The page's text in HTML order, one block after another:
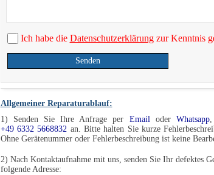
Ich habe die Datenschutzerklärungzur Kenntnis
Senden
Allgemeiner Reparaturablauf:
1) Senden Sie Ihre Anfrage per Emailoder Whatsapp
+49 6332 5668832 an. Bitte halten Sie kurze
Ohne Gerätenummer oder Fehlerbeschreibung ist keine
2) Nach Kontaktaufnahme mit uns, senden Sie Ihr defektes
folgende Adresse: